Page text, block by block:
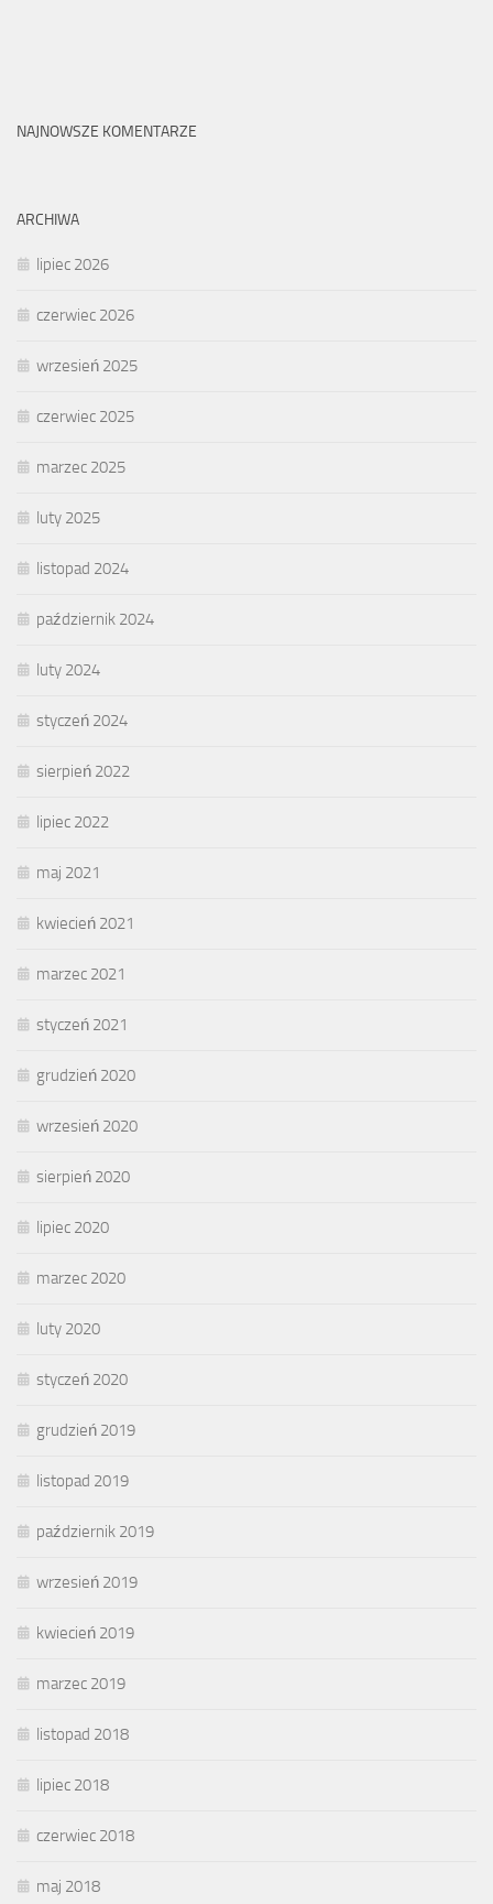
NAJNOWSZE KOMENTARZE
ARCHIWA
lipiec 2026
czerwiec 2026
wrzesień 2025
czerwiec 2025
marzec 2025
luty 2025
listopad 2024
październik 2024
luty 2024
styczeń 2024
sierpień 2022
lipiec 2022
maj 2021
kwiecień 2021
marzec 2021
styczeń 2021
grudzień 2020
wrzesień 2020
sierpień 2020
lipiec 2020
marzec 2020
luty 2020
styczeń 2020
grudzień 2019
listopad 2019
październik 2019
wrzesień 2019
kwiecień 2019
marzec 2019
listopad 2018
lipiec 2018
czerwiec 2018
maj 2018